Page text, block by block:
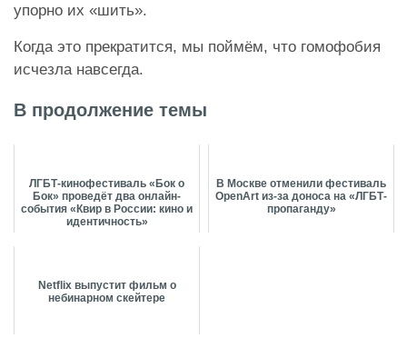
упорно их «шить».
Когда это прекратится, мы поймём, что гомофобия
исчезла навсегда.
В продолжение темы
ЛГБТ-кинофестиваль «Бок о
Бок» проведёт два онлайн-
события «Квир в России: кино и
идентичность»
В Москве отменили фестиваль
OpenArt из-за доноса на «ЛГБТ-
пропаганду»
Netflix выпустит фильм о
небинарном скейтере